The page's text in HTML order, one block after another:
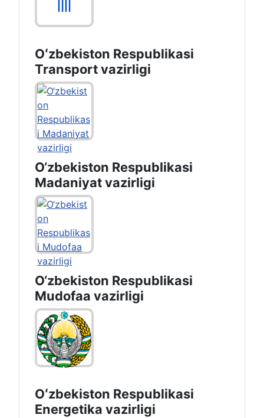
Oʻzbekiston Respublikasi
Transport vazirligi
O‘zbekiston Respublikasi
Madaniyat vazirligi
O‘zbekiston Respublikasi
Mudofaa vazirligi
Oʻzbekiston Respublikasi
Energetika vazirligi